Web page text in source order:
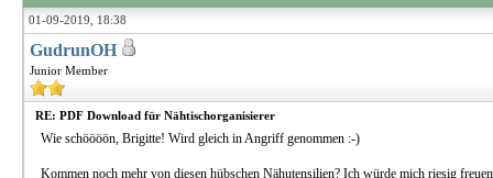
01-09-2019, 18:38
GudrunOH
Junior Member
RE: PDF Download für Nähtischorganisierer
Wie schöööön, Brigitte! Wird gleich in Angriff genommen :-)
Kommen noch mehr von diesen hübschen Nähutensilien? Ich würde mich riesig